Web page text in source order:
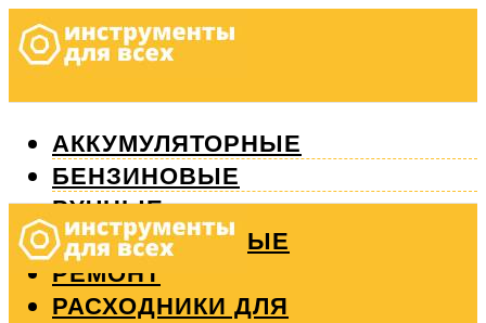
АККУМУЛЯТОРНЫЕ
БЕНЗИНОВЫЕ
РУЧНЫЕ
ИЗМЕРИТЕЛЬНЫЕ
РЕМОНТ
РАСХОДНИКИ ДЛЯ